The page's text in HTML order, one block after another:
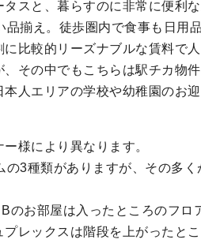
スと、暮らすのに非常に便利
揃え。徒歩圏内で食事も日用
比較的リーズナブルな賃料で
その中でもこちらは駅チカ物
人エリアの学校や幼稚園のお
様により異なります。
3種類がありますが、その多
お部屋は入ったところのフロ
レックスは階段を上がったと